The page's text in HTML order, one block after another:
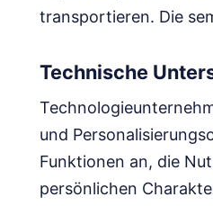
transportieren. Die
Technische
und
Funktionen an, die
persönlichen